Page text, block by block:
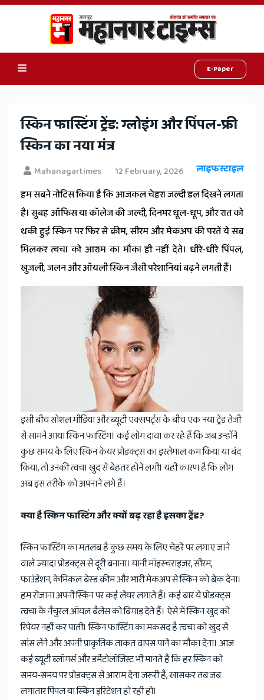
E-Paper
Hindi
News,
Hindi
Samachar,
Jaipur
Rajasthan
News
स्किन फास्टिंग ट्रेंड: ग्लोइंग और पिंपल-फ्री
स्किन का नया मंत्र
Mahanagartimes 12 February, 2026
लाइफस्टाइल
हम सबने नोटिस किया है कि आजकल चेहरा जल्दी डल दिखने लगता
है। सुबह ऑफिस या कॉलेज की जल्दी, दिनभर धूल-धूप, और रात को
थकी हुई स्किन पर फिर से क्रीम, सीरम और मेकअप की परतें ये सब
मिलकर त्वचा को आराम का मौका ही नहीं देते। धीरे-धीरे पिंपल,
खुजली, जलन और ऑयली स्किन जैसी परेशानियां बढ़ने लगती हैं।
इसी बीच सोशल मीडिया और ब्यूटी एक्सपर्ट्स के बीच एक नया ट्रेंड तेजी
से सामने आया स्किन फास्टिंग। कई लोग दावा कर रहे हैं कि जब उन्होंने
कुछ समय के लिए स्किन केयर प्रोडक्ट्स का इस्तेमाल कम किया या बंद
किया, तो उनकी त्वचा खुद से बेहतर होने लगी। यही कारण है कि लोग
अब इस तरीके को अपनाने लगे हैं।
क्या है स्किन फास्टिंग और क्यों बढ़ रहा है इसका ट्रेंड?
स्किन फास्टिंग का मतलब है कुछ समय के लिए चेहरे पर लगाए जाने
वाले ज्यादा प्रोडक्ट्स से दूरी बनाना। यानी मॉइस्चराइज़र, सीरम,
फाउंडेशन, केमिकल बेस्ड क्रीम और भारी मेकअप से स्किन को ब्रेक देना।
हम रोजाना अपनी स्किन पर कई लेयर लगाते हैं। कई बार ये प्रोडक्ट्स
त्वचा के नैचुरल ऑयल बैलेंस को बिगाड़ देते हैं। ऐसे में स्किन खुद को
रिपेयर नहीं कर पाती। स्किन फास्टिंग का मकसद है त्वचा को खुद से
सांस लेने और अपनी प्राकृतिक ताकत वापस पाने का मौका देना। आज
कई ब्यूटी ब्लॉगर्स और डर्मेटोलॉजिस्ट भी मानते हैं कि हर स्किन को
समय-समय पर प्रोडक्ट्स से आराम देना जरूरी है, खासकर तब जब
लगातार पिंपल या स्किन इरिटेशन हो रही हो।